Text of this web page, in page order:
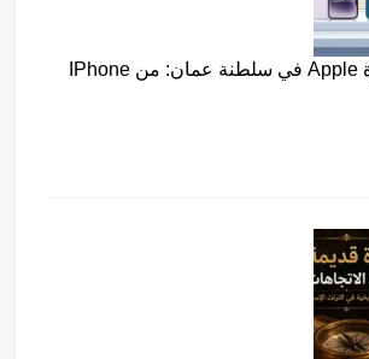
دليل شراء أجهزة Apple في سلطنة عمان: من IPhone